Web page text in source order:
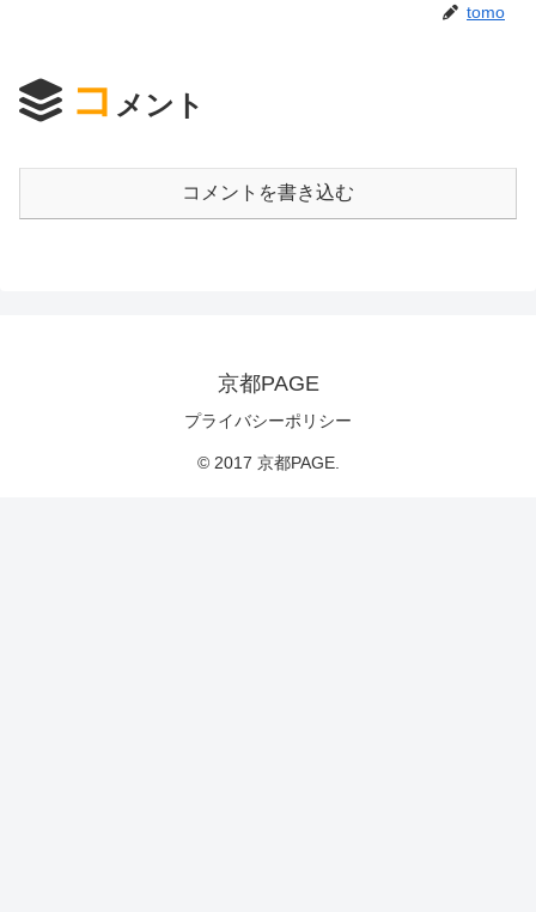
tomo
コ メント
コメントを書き込む
京都PAGE
プライバシーポリシー
© 2017 京都PAGE.